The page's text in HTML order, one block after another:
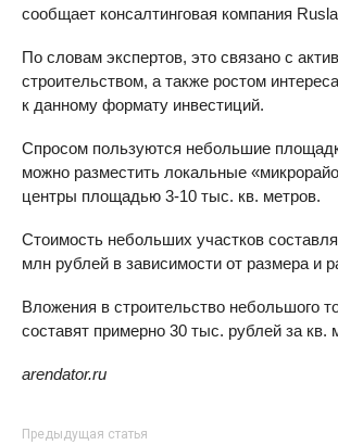
сообщает консалтинговая компания
По словам экспертов, это связано с
строительством, а также ростом
к данному формату инвестиций.
Спросом пользуются небольшие
можно разместить локальные
центры площадью 3-10 тыс. кв. метров.
Стоимость небольших участков
млн рублей в зависимости от размера и
Вложения в строительство небольшого
составят примерно 30 тыс. рублей за кв.
arendator.ru
Предыдущая статья